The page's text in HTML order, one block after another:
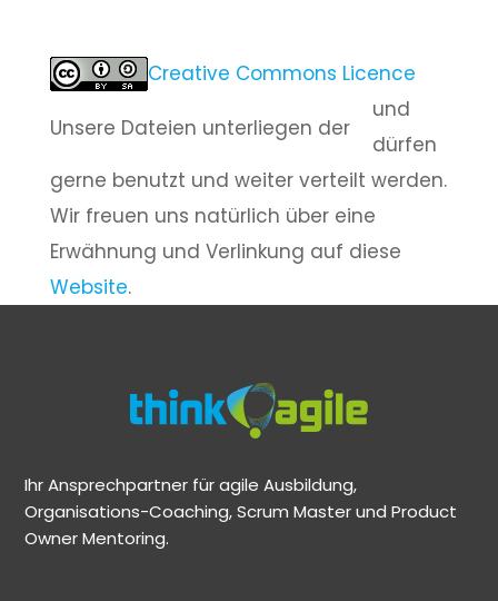
Unsere Dateien unterliegen der
Creative Commons Licence
und
dürfen
gerne benutzt und weiter verteilt werden.
Wir freuen uns natürlich über eine
Erwähnung und Verlinkung auf diese
Website.
Ihr Ansprechpartner für agile Ausbildung,
Organisations-Coaching, Scrum Master und Product
Owner Mentoring.